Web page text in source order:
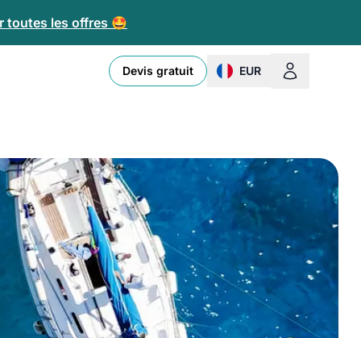
toutes les offres 🤩
Devis gratuit EUR
change currency or